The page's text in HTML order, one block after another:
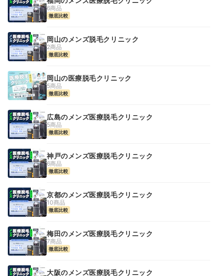
6商品
徹底比較
岡山のメンズ脱毛クリニック
2商品
徹底比較
岡山の医療脱毛クリニック
5商品
徹底比較
広島のメンズ医療脱毛クリニック
5商品
徹底比較
神戸のメンズ医療脱毛クリニック
6商品
徹底比較
京都のメンズ医療脱毛クリニック
10商品
徹底比較
梅田のメンズ医療脱毛クリニック
7商品
徹底比較
大阪のメンズ医療脱毛クリニック